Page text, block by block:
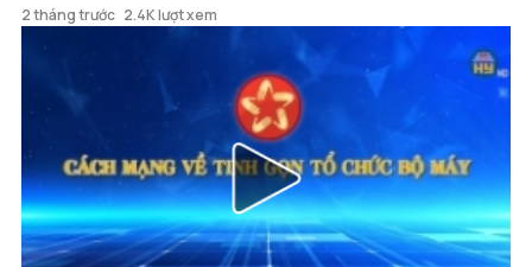
2 tháng trước 2.4K lượt xem